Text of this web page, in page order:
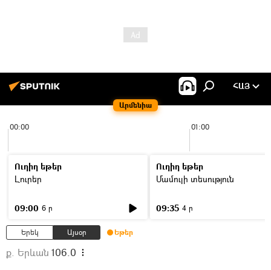
Արմենիա
ՀԱՅ
00:00 01:00
Ուղիղ եթեր
Լուրեր
09:00 6 ր
Ուղիղ եթեր
Մամուլի տեսություն
09:35 4 ր
Երեկ Այսօր Եթեր
ք. Երևան 106.0